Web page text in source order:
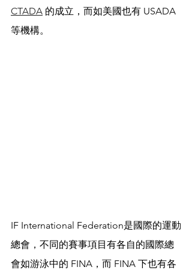
CTADA 的成立，而如美國也有 USADA
等機構。
IF International Federation是國際的運動
總會，不同的賽事項目有各自的國際總
會如游泳中的 FINA，而 FINA 下也有各